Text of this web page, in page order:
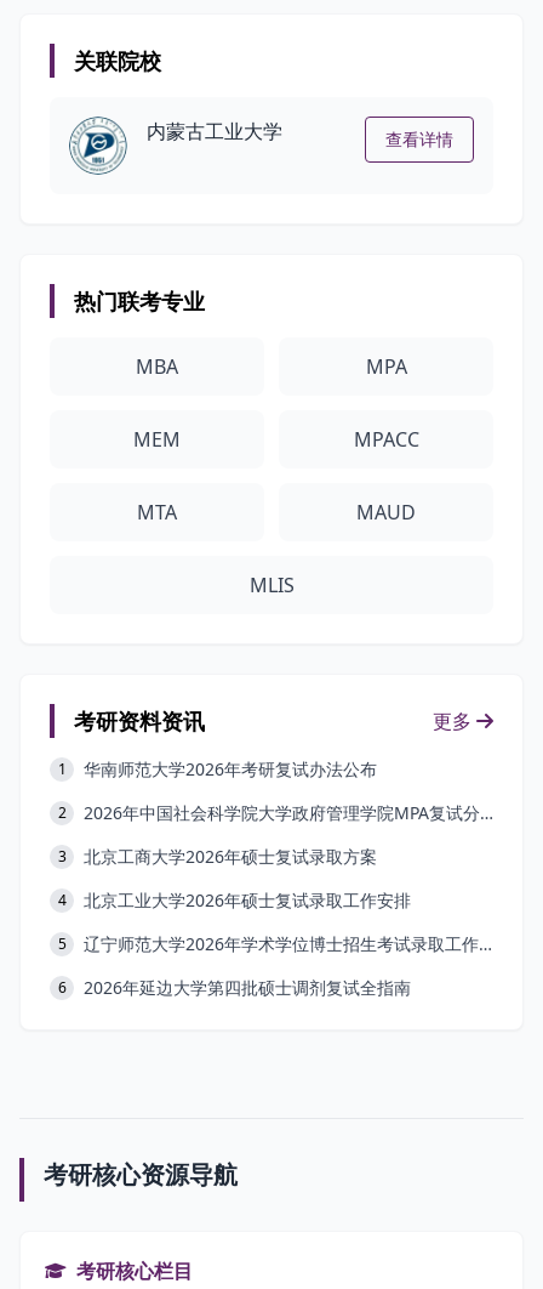
关联院校
内蒙古工业大学 查看详情
热门联考专业
MBA MPA
MEM MPACC
MTA MAUD
MLIS
考研资料资讯 更多
1 华南师范大学2026年考研复试办法公布
2 2026年中国社会科学院大学政府管理学院MPA复试分数线公布
3 北京工商大学2026年硕士复试录取方案
4 北京工业大学2026年硕士复试录取工作安排
5 辽宁师范大学2026年学术学位博士招生考试录取工作办法
6 2026年延边大学第四批硕士调剂复试全指南
考研核心资源导航
考研核心栏目